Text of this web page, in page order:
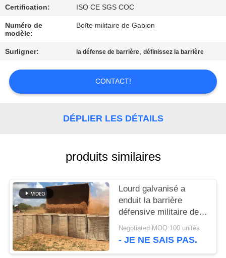
CONTRÔLE
DE
NOUS
CONTACTER
NOUVELLES
DEMANDEZ
PLAN
DU
SITE
Certification: ISO CE SGS COC
Numéro de
modèle:
Boîte militaire de Gabion
Surligner: la défense de barrière,définissez la barrière
CONTACT!
DÉPLIER LES DÉTAILS
produits similaires
Lourd galvanisé a
enduit la barrière
défensive militaire de
Hesco de système de
barrières de bastion de
Negotiated MOQ:100 unités
- JE NE SAIS PAS.